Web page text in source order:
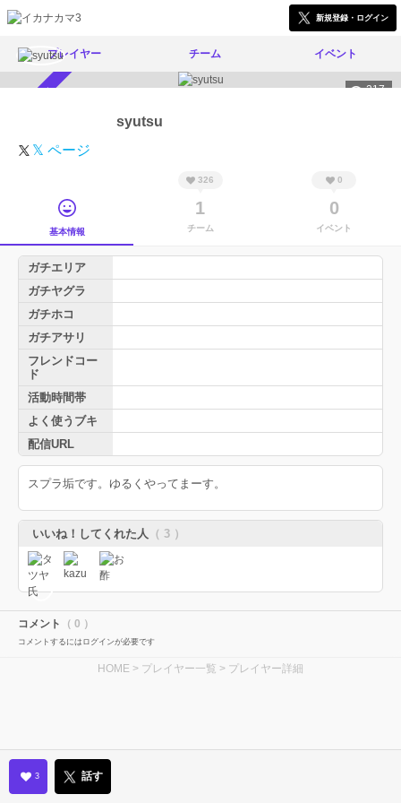
新規登録・ログイン
プレイヤー チーム イベント
217
syutsu
𝕏 ページ
基本情報
326
1
チーム
0
0
イベント
ガチエリア
ガチヤグラ
ガチホコ
ガチアサリ
フレンドコー
ド
活動時間帯
よく使うブキ
配信URL
スプラ垢です。ゆるくやってまーす。
いいね！してくれた人 （ 3 ）
コメント （ 0 ）
コメントするにはログインが必要です
HOME > プレイヤー一覧 > プレイヤー詳細
3 話す